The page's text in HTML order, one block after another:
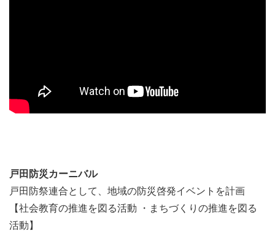
戸田防災カーニバル
戸田防祭連合として、地域の防災啓発イベントを計画
【社会教育の推進を図る活動 ・まちづくりの推進を図る
活動】